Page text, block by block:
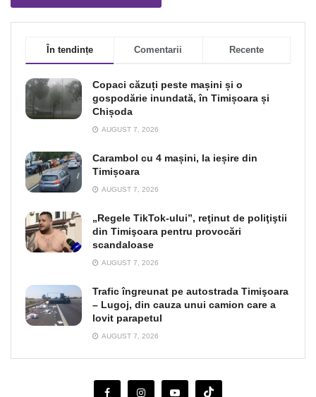
În tendințe Comentarii Recente
Copaci căzuți peste mașini și o
gospodărie inundată, în Timișoara și
Chișoda
AUGUST 7, 2026
Carambol cu 4 mașini, la ieșire din
Timișoara
AUGUST 7, 2026
„Regele TikTok-ului”, reţinut de poliţiştii
din Timişoara pentru provocări
scandaloase
AUGUST 7, 2026
Trafic îngreunat pe autostrada Timişoara
– Lugoj, din cauza unui camion care a
lovit parapetul
AUGUST 7, 2026